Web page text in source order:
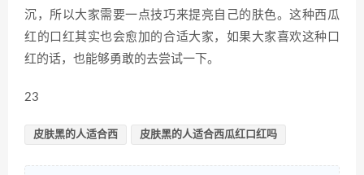
沉，所以大家需要一点技巧来提亮自己的肤色。这种西瓜
红的口红其实也会愈加的合适大家，如果大家喜欢这种口
红的话，也能够勇敢的去尝试一下。
23
皮肤黑的人适合西 皮肤黑的人适合西瓜红口红吗